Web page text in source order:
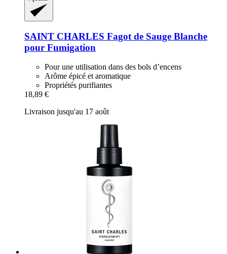
SAINT CHARLES Fagot de Sauge Blanche
pour Fumigation
Pour une utilisation dans des bols d’encens
Arôme épicé et aromatique
Propriétés purifiantes
18,89 €
Livraison jusqu'au 17 août